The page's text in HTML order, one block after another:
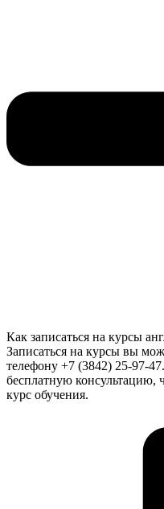
Как записаться на курсы
Записаться на курсы вы
телефону +7 (3842) 25-97-
бесплатную консультацию,
курс обучения.